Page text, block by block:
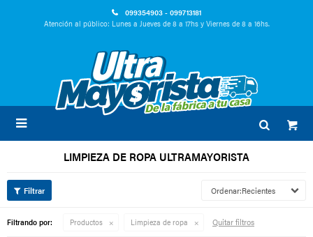
099354903 - 099713181
Atención al público: Lunes a Jueves de 8 a 17hs y Viernes de 8 a 16hs.

LIMPIEZA DE ROPA ULTRAMAYORISTA
Recientes
Filtrando por: Productos Limpieza de ropa Quitar filtros